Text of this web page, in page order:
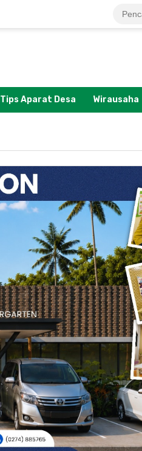
Tips Aparat Desa Wirausaha